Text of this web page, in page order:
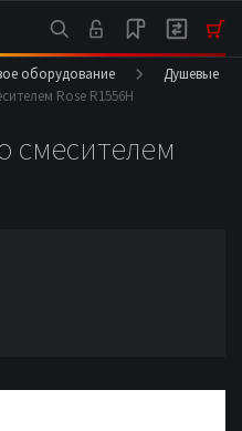
оборудование
Душевые
Rose R1556H
смесителем